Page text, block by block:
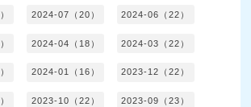
2024-07（20） 2024-06（22）
2024-04（18） 2024-03（22）
2024-01（16） 2023-12（22）
2023-10（22） 2023-09（23）